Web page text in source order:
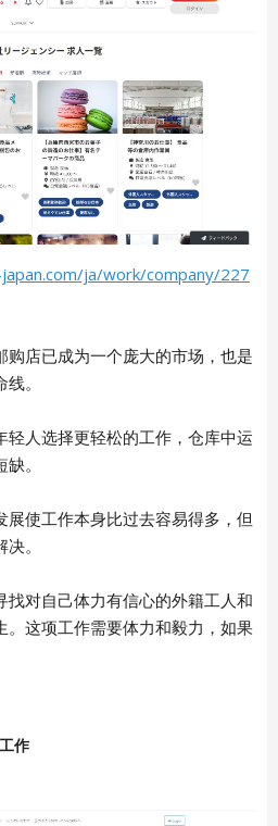
ja/work/company/227
购店已成为一个庞大的市场，也是
。
轻人选择更轻松的工作，仓库中运
。
展使工作本身比过去容易得多，但
。
找对自己体力有信心的外籍工人和
。这项工作需要体力和毅力，如果
作